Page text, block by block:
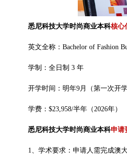
悉尼科技大学时尚商业本科核心
英文全称：Bachelor of Fashion
学制：全日制 3 年
开学时间：明年9月（第一次开学
学费：$23,958/半年（2026年）
悉尼科技大学时尚商业本科申请
1、学术要求：申请人需完成澳